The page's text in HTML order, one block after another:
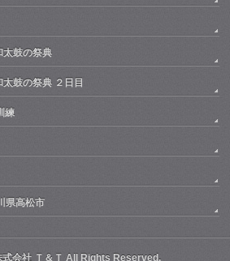
太鼓の祭典
鼓の祭典 ２日目
練
県高松市
式会社 Ｔ＆Ｔ All Rights Reserved.